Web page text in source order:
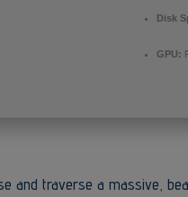
Disk
GPU:
and traverse a massive,